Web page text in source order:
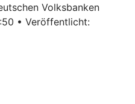
Volksbanken
• Veröffentlicht: